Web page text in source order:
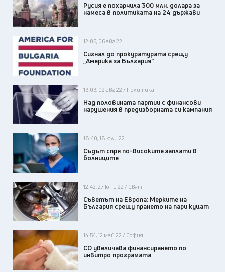
Русия е похарчила 300 млн. долара за
намеса в политиката на 24 държави
12:05, 06 авг 22
Сигнал до прокуратурата срещу
„Америка за България“
13:03, 02 авг 22 / Политика
Над половината партии с финансови
нарушения в предизборната си кампания
18:40, 18 юли 22
Съдът спря по-високите заплати в
болниците
12:42, 27 юни 22 / Свят
Съветът на Европа: Мерките на
България срещу прането на пари куцат
14:54, 12 май 22 / София
СО увеличава финансирането по
инвитро програмата